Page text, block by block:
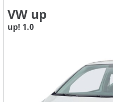
VW up
up! 1.0